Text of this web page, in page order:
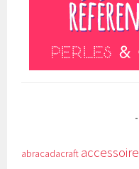
abracadacraft accessoire